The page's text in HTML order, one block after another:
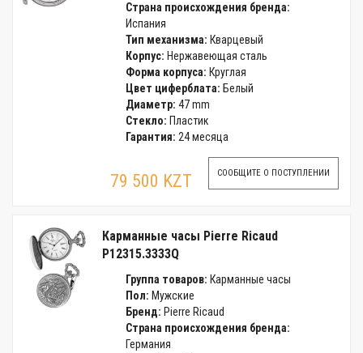
Страна происхождения бренда:
Испания
Тип механизма: Кварцевый
Корпус: Нержавеющая сталь
Форма корпуса: Круглая
Цвет циферблата: Белый
Диаметр: 47 mm
Стекло: Пластик
Гарантия: 24 месяца
79 500 KZT СООБЩИТЕ О ПОСТУПЛЕНИИ
Карманные часы Pierre Ricaud
P12315.3333Q
Группа товаров: Карманные часы
Пол: Мужские
Бренд: Pierre Ricaud
Страна происхождения бренда:
Германия